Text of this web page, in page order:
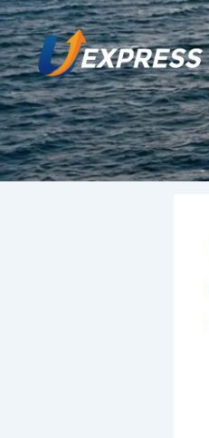
Lewati
ke
konten